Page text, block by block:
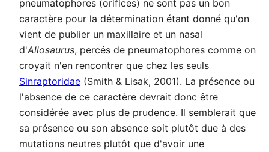
pneumatophores (orifices) ne sont pas un bon
caractère pour la détermination étant donné qu'on
vient de publier un maxillaire et un nasal
d'Allosaurus, percés de pneumatophores comme on
croyait n'en rencontrer que chez les seuls
Sinraptoridae (Smith & Lisak, 2001). La présence ou
l'absence de ce caractère devrait donc être
considérée avec plus de prudence. Il semblerait que
sa présence ou son absence soit plutôt due à des
mutations neutres plutôt que d'avoir une